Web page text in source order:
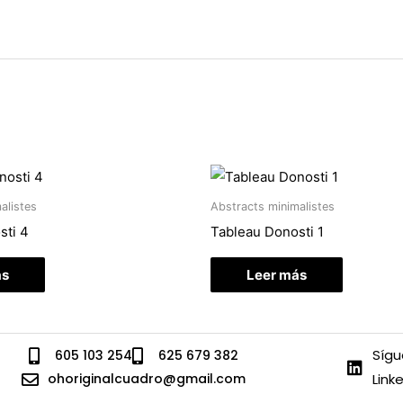
4
Abstracts minimalistes
Tableau Donosti 1
Leer más
605 103 254
625 679 382
ohoriginalcuadro@gmail.com